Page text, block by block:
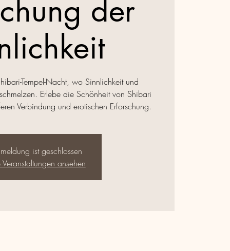
der
Tempel-Nacht, wo Sinnlichkeit und
Erlebe die Schönheit von Shibari
Verbindung und erotischen Erforschung.
ist geschlossen
ansehen